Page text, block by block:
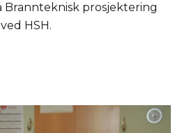
Brannteknisk prosjektering
HSH.